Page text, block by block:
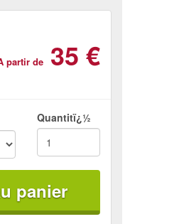
partir de 35 €
Quantitï¿½
panier